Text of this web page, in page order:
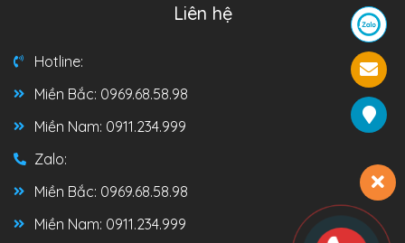
Liên hệ
Hotline:
Miền Bắc: 0969.68.58.98
Miền Nam: 0911.234.999
Zalo:
Miền Bắc: 0969.68.58.98
Miền Nam: 0911.234.999